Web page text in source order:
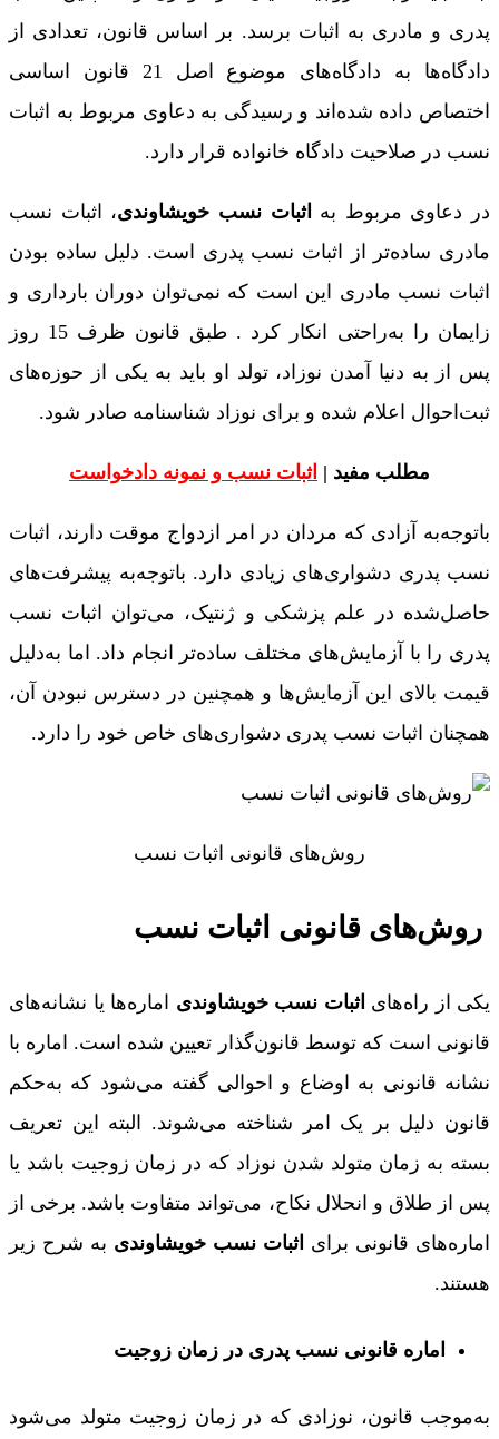
پدری و مادری به اثبات برسد. بر اساس قانون، تعدادی از
دادگاه‌ها به دادگاه‌های موضوع اصل 21 قانون اساسی
اختصاص داده شده‌اند و رسیدگی به دعاوی مربوط به اثبات
نسب در صلاحیت دادگاه خانواده قرار دارد.
در دعاوی مربوط به اثبات نسب خویشاوندی، اثبات نسب
مادری ساده‌‌تر از اثبات نسب پدری است. دلیل ساده بودن
اثبات نسب مادری این است که نمی‌توان دوران بارداری و
زایمان را به‌راحتی انکار کرد . طبق قانون ظرف 15 روز
پس از به دنیا آمدن نوزاد، تولد او باید به یکی از حوزه‌های
ثبت‌احوال اعلام شده و برای نوزاد شناسنامه صادر شود.
مطلب مفید | اثبات نسب و نمونه دادخواست
باتوجه‌به آزادی که مردان در امر ازدواج موقت دارند، اثبات
نسب پدری دشواری‌های زیادی دارد. باتوجه‌به پیشرفت‌های
حاصل‌شده در علم پزشکی و ژنتیک، می‌توان اثبات نسب
پدری را با آزمایش‌های مختلف ساده‌تر انجام داد. اما به‌دلیل
قیمت بالای این آزمایش‌ها و همچنین در دسترس نبودن آن،
همچنان اثبات نسب پدری دشواری‌های خاص خود را دارد.
روش‌های قانونی اثبات نسب
روش‌های قانونی اثبات نسب
یکی از راه‌های اثبات نسب خویشاوندی اماره‌ها یا نشانه‌های
قانونی است که توسط قانون‌گذار تعیین شده است. اماره با
نشانه قانونی به اوضاع و احوالی گفته می‌شود که به‌حکم
قانون دلیل بر یک امر شناخته می‌شوند. البته این تعریف
بسته به زمان متولد شدن نوزاد که در زمان زوجیت باشد یا
پس از طلاق و انحلال نکاح، می‌تواند متفاوت باشد. برخی از
اماره‌های قانونی برای اثبات نسب خویشاوندی به شرح زیر
هستند.
اماره قانونی نسب پدری در زمان زوجیت
به‌موجب قانون، نوزادی که در زمان زوجیت متولد می‌شود